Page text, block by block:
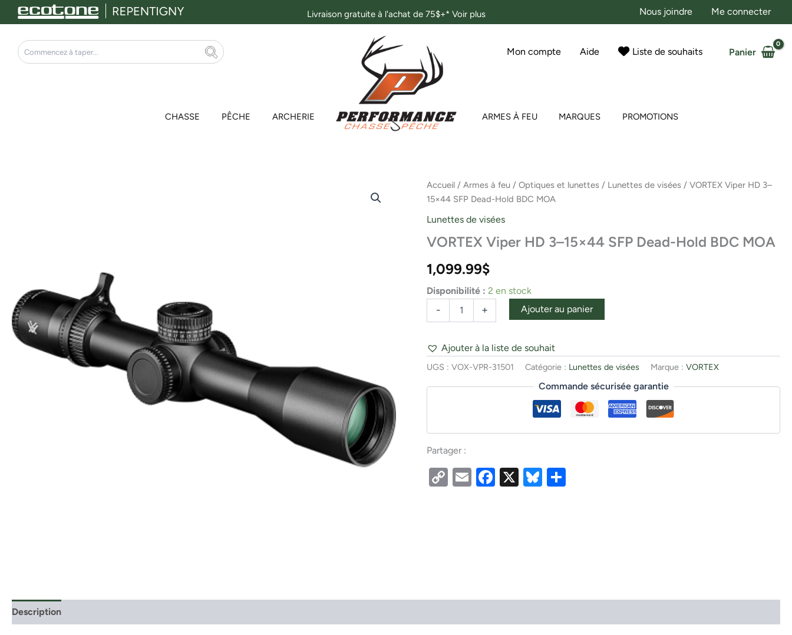
Aller
au
contenu
Livraison gratuite à l'achat de 75$+* Voir plus Nous joindre Me connecter
Rechercher
Mon compte Aide Liste de souhaits Panier
CHASSE PÊCHE ARCHERIE ARMES À FEU MARQUES PROMOTIONS
Accueil /Armes à feu /Optiques et lunettes / Lunettes de visées / VORTEX Viper HD 3–
15×44 SFP Dead-Hold BDC MOA
Lunettes de visées
VORTEX Viper HD 3–15×44 SFP Dead-Hold BDC MOA
1,099.99$
Disponibilité : 2 en stock
-
quantité
de
Viper
3–
SFP
Dead-
Hold
BDC
MOA
+ Ajouter au panier
Ajouter à la liste de souhait
UGS :VOX-VPR-31501 Catégorie : Lunettes de visées Marque :VORTEX
Commande sécurisée garantie
Partager :
CopyEmailFacebook
X Bluesky
Description